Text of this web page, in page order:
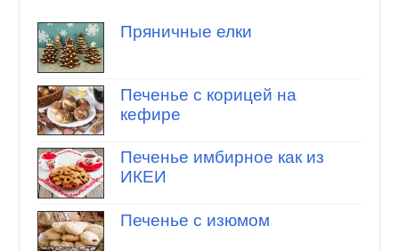
Пряничные елки
Печенье с корицей на
кефире
Печенье имбирное как из
ИКЕИ
Печенье с изюмом